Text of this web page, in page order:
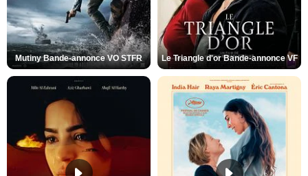
Mutiny Bande-annonce VO STFR Le Triangle d'or Bande-annonce VF